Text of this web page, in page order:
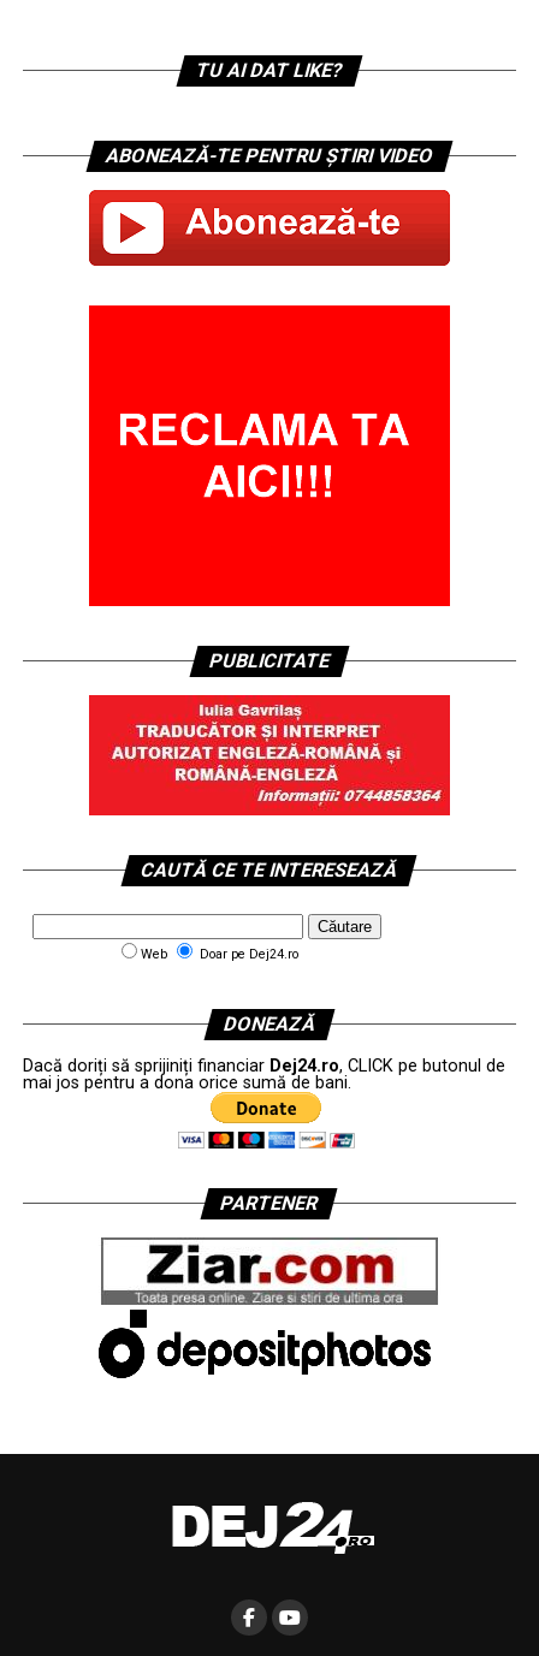
TU AI DAT LIKE?
ABONEAZĂ-TE PENTRU ȘTIRI VIDEO
PUBLICITATE
CAUTĂ CE TE INTERESEAZĂ
Web Doar pe Dej24.ro
DONEAZĂ
Dacă doriți să sprijiniți financiar Dej24.ro, CLICK pe butonul de
mai jos pentru a dona orice sumă de bani.
PARTENER